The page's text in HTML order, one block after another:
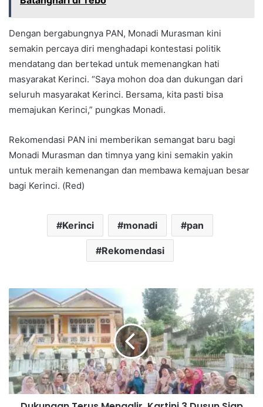
Dengan bergabungnya PAN, Monadi Murasman kini
semakin percaya diri menghadapi kontestasi politik
mendatang dan bertekad untuk memenangkan hati
masyarakat Kerinci. “Saya mohon doa dan dukungan dari
seluruh masyarakat Kerinci. Bersama, kita pasti bisa
memajukan Kerinci,” pungkas Monadi.
Rekomendasi PAN ini memberikan semangat baru bagi
Monadi Murasman dan timnya yang kini semakin yakin
untuk meraih kemenangan dan membawa kemajuan besar
bagi Kerinci. (Red)
Kerinci monadi pan
Rekomendasi